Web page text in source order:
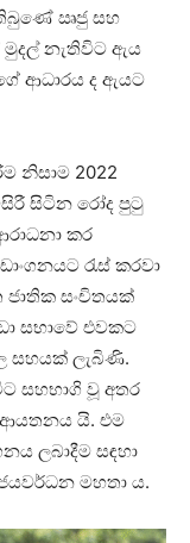
ඍජු සහ
මුදල් නැතිවිට ඇය
ආධාරය ද ඇයට
නිසාම 2022
සිටින රෝද පුටු
කර
රැස් කරවා
සංචිතයක්
සභාවේ එවකට
සහයක් ලැබිණි.
සහභාගි වූ අතර
ආයතනය යි. එම
ලබාදීම සඳහා
මහතා ය.